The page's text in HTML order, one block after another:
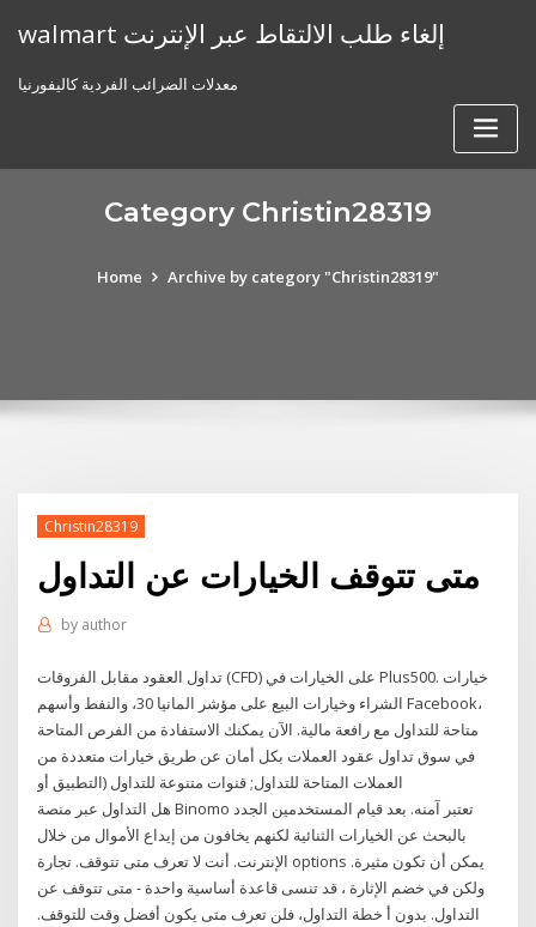
walmart إلغاء طلب الالتقاط عبر الإنترنت
معدلات الضرائب الفردية كاليفورنيا
Category Christin28319
Home Archive by category "Christin28319"
Christin28319
متى تتوقف الخيارات عن التداول
by author
تداول العقود مقابل الفروقات (CFD) على الخيارات في Plus500. خيارات
الشراء وخيارات البيع على مؤشر المانيا 30، والنفط وأسهم Facebook،
متاحة للتداول مع رافعة مالية. الآن يمكنك الاستفادة من الفرص المتاحة
في سوق تداول عقود العملات بكل أمان عن طريق خيارات متعددة من
هل التداول عبر منصة Binomo تعتبر آمنه. بعد قيام المستخدمين الجدد
بالبحث عن الخيارات الثنائية لكنهم يخافون من إيداع الأموال من خلال
الإنترنت. أنت لا تعرف متى تتوقف. تجارة options يمكن أن تكون مثيرة.
ولكن في خضم الإثارة ، قد تنسى قاعدة أساسية واحدة - متى تتوقف عن
التداول. بدون أ خطة التداول، فلن تعرف متى يكون أفضل وقت للتوقف.